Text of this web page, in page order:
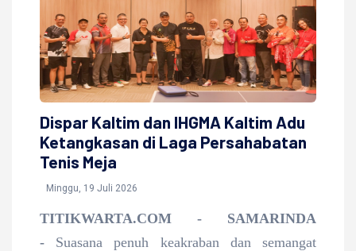
Dispar Kaltim dan IHGMA Kaltim Adu
Ketangkasan di Laga Persahabatan
Tenis Meja
Minggu, 19 Juli 2026
TITIKWARTA.COM - SAMARINDA
- Suasana penuh keakraban dan semangat